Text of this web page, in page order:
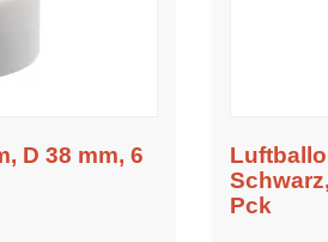
D 38 mm, 6
Pck